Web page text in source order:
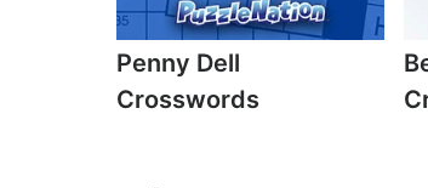
Penny Dell
Crosswords